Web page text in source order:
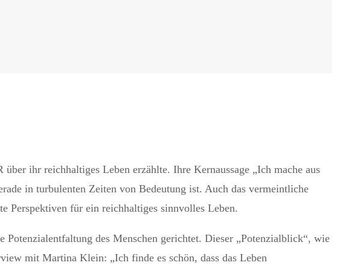
ihr reichhaltiges Leben erzählte. Ihre Kernaussage „Ich mache aus
in turbulenten Zeiten von Bedeutung ist. Auch das vermeintliche
Perspektiven für ein reichhaltiges sinnvolles Leben.
des Menschen gerichtet. Dieser „Potenzialblick“, wie
mit Martina Klein: „Ich finde es schön, dass das Leben